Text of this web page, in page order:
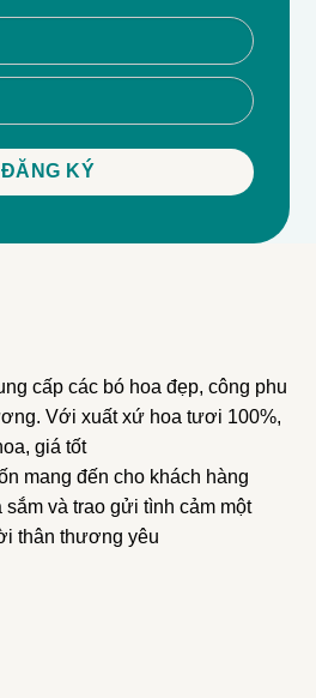
cấp các bó hoa đẹp, công phu
Với xuất xứ hoa tươi 100%,
giá tốt
mang đến cho khách hàng
và trao gửi tình cảm một
thân thương yêu